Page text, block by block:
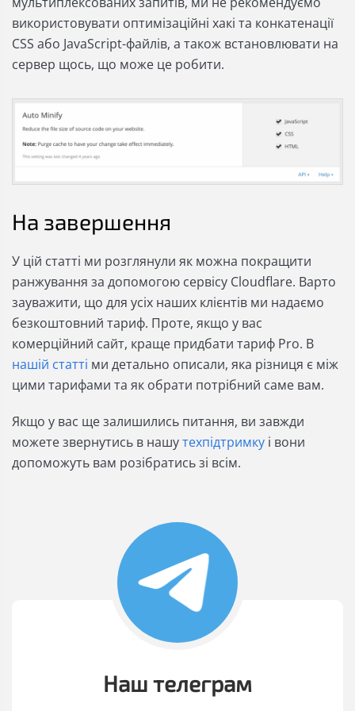
використовувати оптимізаційні хакі та конкатенації
CSS або JavaScript-файлів, а також встановлювати на
сервер щось, що може це робити.
На завершення
У цій статті ми розглянули як можна покращити
ранжування за допомогою сервісу Cloudflare. Варто
зауважити, що для усіх наших клієнтів ми надаємо
безкоштовний тариф. Проте, якщо у вас
комерційний сайт, краще придбати тариф Pro. В
нашій статті ми детально описали, яка різниця є між
цими тарифами та як обрати потрібний саме вам.
Якщо у вас ще залишились питання, ви завжди
можете звернутись в нашутехпідтримку і вони
допоможуть вам розібратись зі всім.
Наш телеграм